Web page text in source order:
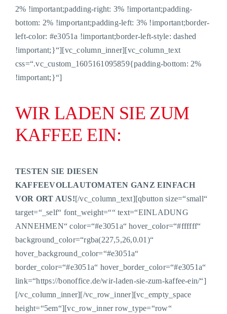
2% !important;padding-right: 3% !important;padding-
bottom: 2% !important;padding-left: 3% !important;border-
left-color: #e3051a !important;border-left-style: dashed
!important;}“][vc_column_inner][vc_column_text
css=“.vc_custom_1605161095859{padding-bottom: 2%
!important;}“]
WIR LADEN SIE ZUM
KAFFEE EIN:
TESTEN SIE DIESEN
KAFFEEVOLLAUTOMATEN GANZ EINFACH
VOR ORT AUS![/vc_column_text][qbutton size=“small“
target=“_self“ font_weight=““ text=“EINLADUNG
ANNEHMEN“ color=“#e3051a“ hover_color=“#ffffff“
background_color=“rgba(227,5,26,0.01)“
hover_background_color=“#e3051a“
border_color=“#e3051a“ hover_border_color=“#e3051a“
link=“https://bonoffice.de/wir-laden-sie-zum-kaffee-ein/“]
[/vc_column_inner][/vc_row_inner][vc_empty_space
height=“5em“][vc_row_inner row_type=“row“